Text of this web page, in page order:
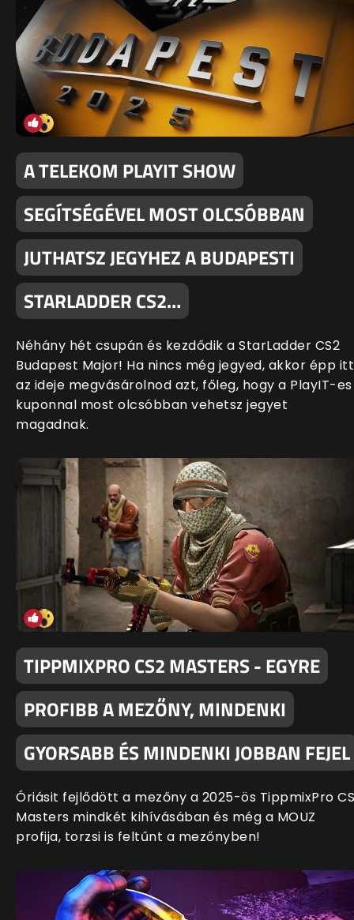
A TELEKOM PLAYIT SHOW
SEGÍTSÉGÉVEL MOST OLCSÓBBAN
JUTHATSZ JEGYHEZ A BUDAPESTI
STARLADDER CS2…
Néhány hét csupán és kezdődik a StarLadder CS2
Budapest Major! Ha nincs még jegyed, akkor épp itt
az ideje megvásárolnod azt, főleg, hogy a PlayIT-es
kuponnal most olcsóbban vehetsz jegyet
magadnak.
TIPPMIXPRO CS2 MASTERS - EGYRE
PROFIBB A MEZŐNY, MINDENKI
GYORSABB ÉS MINDENKI JOBBAN FEJEL
Óriásit fejlődött a mezőny a 2025-ös TippmixPro
Masters mindkét kihívásában és még a MOUZ
profija, torzsi is feltűnt a mezőnyben!